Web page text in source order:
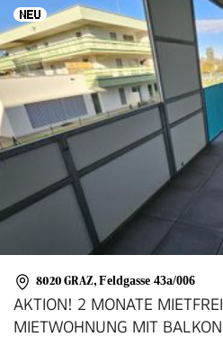
8020 GRAZ, Feldgasse 43a/006
AKTION! 2 MONATE
MIETWOHNUNG MIT BALKON